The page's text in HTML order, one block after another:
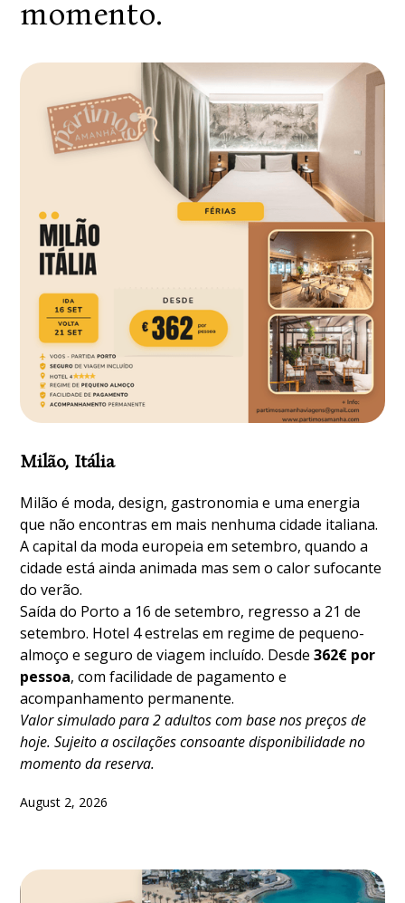
momento.
Milão, Itália
Milão é moda, design, gastronomia e uma energia
que não encontras em mais nenhuma cidade italiana.
A capital da moda europeia em setembro, quando a
cidade está ainda animada mas sem o calor sufocante
do verão.
Saída do Porto a 16 de setembro, regresso a 21 de
setembro. Hotel 4 estrelas em regime de pequeno-
almoço e seguro de viagem incluído. Desde362€ por
pessoa, com facilidade de pagamento e
acompanhamento permanente.
Valor simulado para 2 adultos com base nos preços de
hoje. Sujeito a oscilações consoante disponibilidade no
momento da reserva.
August 2, 2026